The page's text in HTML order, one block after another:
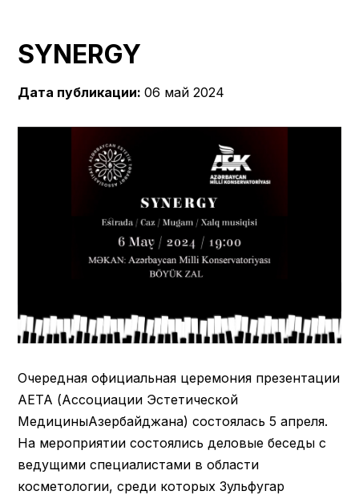
SYNERGY
Дата публикации:06 май 2024
Очередная официальная церемония презентации
АЕТА (Ассоциации Эстетической
МедициныАзербайджана) состоялась 5 апреля.
На мероприятии состоялись деловые беседы с
ведущими специалистами в области
косметологии, среди которых Зульфугар